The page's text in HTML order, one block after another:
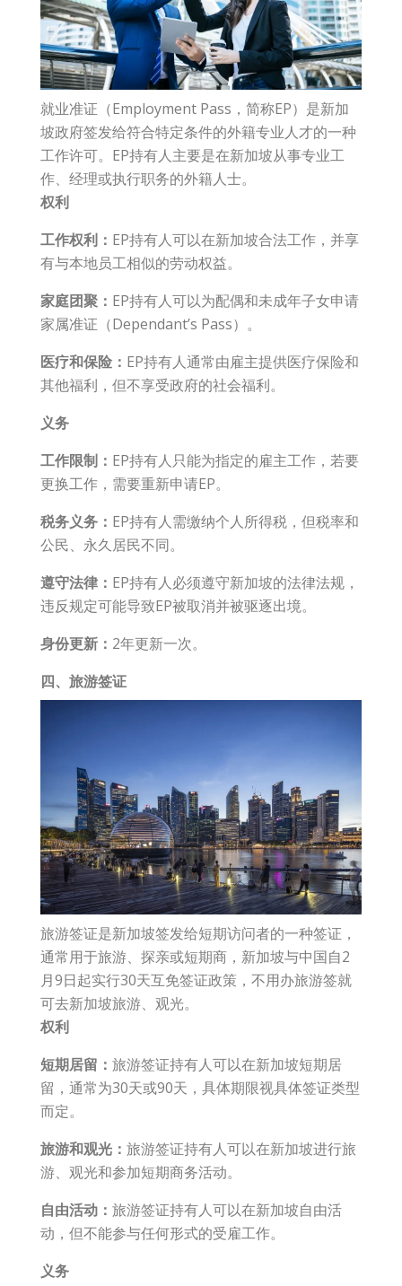
就业准证（Employment Pass，简称EP）是新加
坡政府签发给符合特定条件的外籍专业人才的一种
工作许可。EP持有人主要是在新加坡从事专业工
作、经理或执行职务的外籍人士。
权利
工作权利： EP持有人可以在新加坡合法工作，并享
有与本地员工相似的劳动权益。
家庭团聚： EP持有人可以为配偶和未成年子女申请
家属准证（Dependant’s Pass）。
医疗和保险： EP持有人通常由雇主提供医疗保险和
其他福利，但不享受政府的社会福利。
义务
工作限制： EP持有人只能为指定的雇主工作，若要
更换工作，需要重新申请EP。
税务义务： EP持有人需缴纳个人所得税，但税率和
公民、永久居民不同。
遵守法律： EP持有人必须遵守新加坡的法律法规，
违反规定可能导致EP被取消并被驱逐出境。
身份更新： 2年更新一次。
四、旅游签证
旅游签证是新加坡签发给短期访问者的一种签证，
通常用于旅游、探亲或短期商，新加坡与中国自2
月9日起实行30天互免签证政策，不用办旅游签就
可去新加坡旅游、观光。
权利
短期居留： 旅游签证持有人可以在新加坡短期居
留，通常为30天或90天，具体期限视具体签证类型
而定。
旅游和观光： 旅游签证持有人可以在新加坡进行旅
游、观光和参加短期商务活动。
自由活动： 旅游签证持有人可以在新加坡自由活
动，但不能参与任何形式的受雇工作。
义务